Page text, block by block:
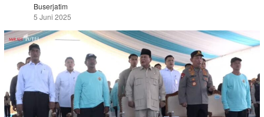
Buserjatim
5 Juni 2025